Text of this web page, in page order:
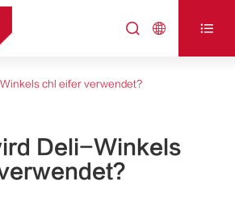
  
chl eifer verwendet?
Deli-Winkels